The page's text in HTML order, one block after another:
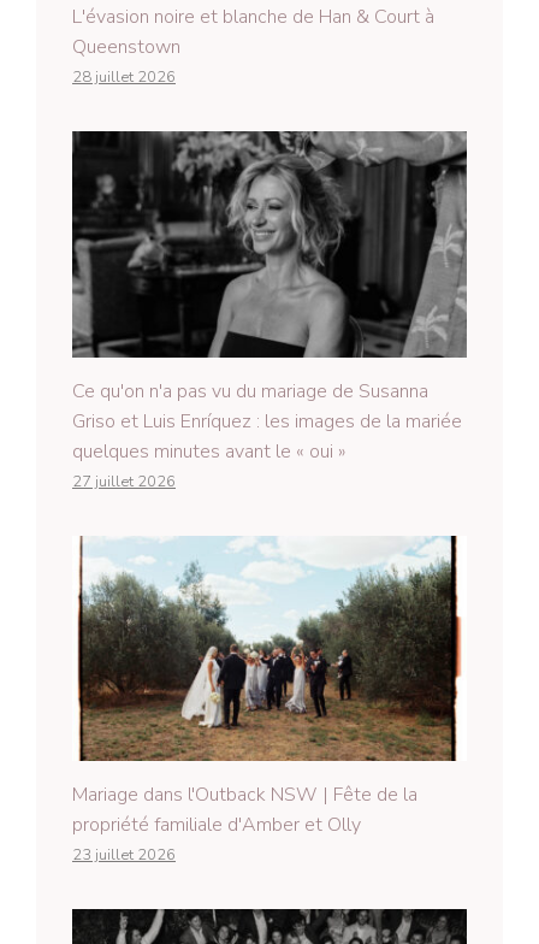
L'évasion noire et blanche de Han & Court à
Queenstown
28 juillet 2026
Ce qu'on n'a pas vu du mariage de Susanna
Griso et Luis Enríquez : les images de la mariée
quelques minutes avant le « oui »
27 juillet 2026
Mariage dans l'Outback NSW | Fête de la
propriété familiale d'Amber et Olly
23 juillet 2026